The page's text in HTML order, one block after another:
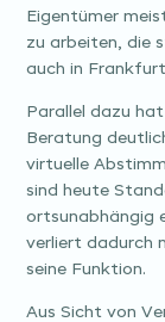
Eigentümer
zu arbeiten, die
auch in
Parallel dazu
Beratung
virtuelle
sind heute
ortsunabhängig
verliert dadurch
seine Funktion.
Aus Sicht von